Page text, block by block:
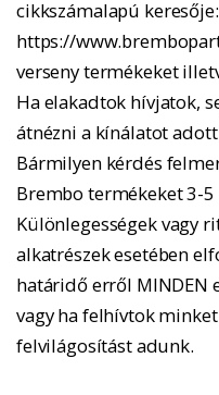
cikkszámalapú keresője:
https://
verseny termékeket
Ha elakadtok hívjatok,
átnézni a kínálatot
Bármilyen kérdés
Brembo termékeket 3-
Különlegességek vagy
alkatrészek esetében
határidő erről MINDEN
vagy ha felhívtok
felvilágosítást adunk.